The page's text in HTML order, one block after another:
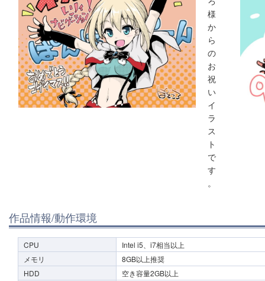
様
か
ら
の
お
祝
い
イ
ラ
ス
ト
で
す
。
作品情報/動作環境
CPU
Intel i5、i7相当以上
メモリ
8GB以上推奨
HDD
空き容量2GB以上